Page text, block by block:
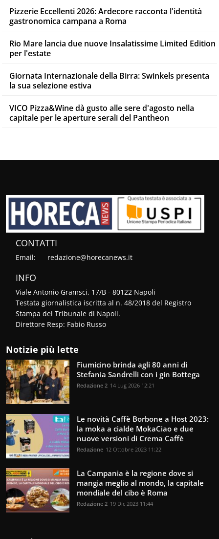
Pizzerie Eccellenti 2026: Ardecore racconta l'identità
gastronomica campana a Roma
Rio Mare lancia due nuove Insalatissime Limited Edition
per l'estate
Giornata Internazionale della Birra: Swinkels presenta
la sua selezione estiva
VICO Pizza&Wine dà gusto alle sere d'agosto nella
capitale per le aperture serali del Pantheon
CONTATTI
Email: redazione@horecanews.it
INFO
Viale Antonio Gramsci, 17/B - 80122 Napoli
Testata giornalistica iscritta al n. 48/2018 del Registro
Stampa del Tribunale di Napoli.
Direttore Resp: Fabio Russo
Notizie più lette
Fiumicino brinda agli 80 anni di
Stefania Sandrelli con i gin Bottega
Redazione 2 14 Lug 2026 12:21
Le novità Caffè Borbone a Host 2023:
la moka a cialde MokaCiao e due
nuove versioni di Crema Caffè
Redazione 12 Ottobre 2023 11:22
La Campania è la regione dove si
mangia meglio al mondo, la capitale
mondiale del cibo è Roma
Redazione 2 19 Dic 2023 11:44